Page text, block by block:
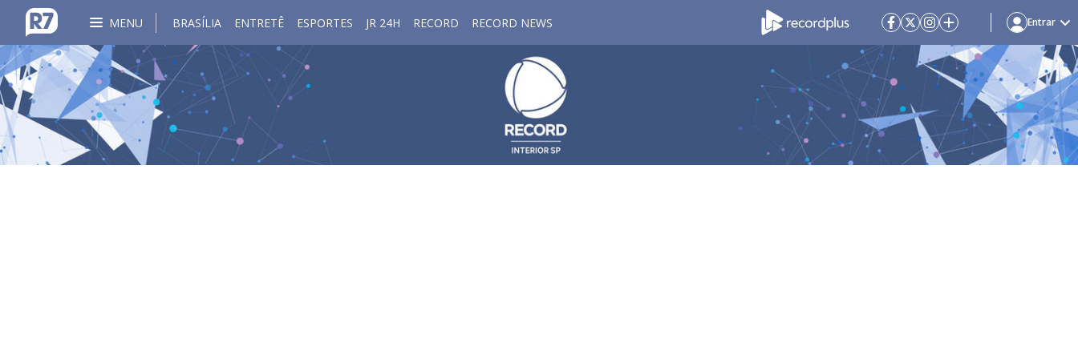
MENU BRASÍLIA ENTRETÊ ESPORTES JR 24H RECORD RECORD NEWS Entrar